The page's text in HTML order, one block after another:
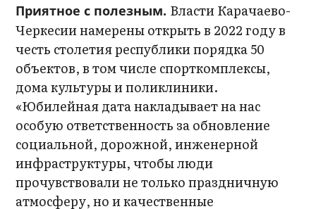
Приятное с полезным. Власти Карачаево-
Черкесии намерены открыть в 2022 году в
честь столетия республики порядка 50
объектов, в том числе спорткомплексы,
дома культуры и поликлиники.
«Юбилейная дата накладывает на нас
особую ответственность за обновление
социальной, дорожной, инженерной
инфраструктуры, чтобы люди
прочувствовали не только праздничную
атмосферу, но и качественные